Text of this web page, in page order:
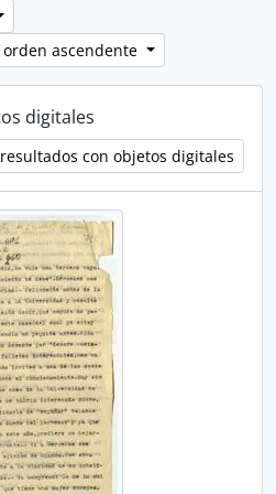
ascendente
digitales
con objetos digitales